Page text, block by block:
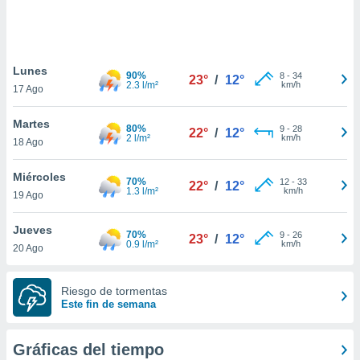
únicos
similares
como
sitio
de
posible
traten tus
en
Para
su
Lunes
17 Ago
90%
2.3 l/m²
23° / 12° 8- 34
km/h
Martes
18 Ago
80%
2 l/m²
22° / 12° 9- 28
km/h
Miércoles
19 Ago
70%
1.3 l/m²
22° / 12° 12- 33
km/h
Jueves
20 Ago
70%
0.9 l/m²
23° / 12° 9- 26
km/h
Riesgo de tormentas
Este fin de semana
Gráficas del tiempo